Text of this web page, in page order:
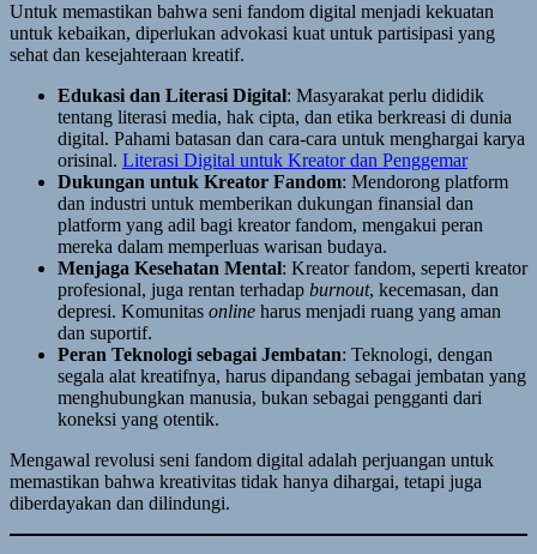
Untuk memastikan bahwa seni fandom digital menjadi kekuatan
untuk kebaikan, diperlukan advokasi kuat untuk partisipasi yang
sehat dan kesejahteraan kreatif.
Edukasi dan Literasi Digital: Masyarakat perlu dididik
tentang literasi media, hak cipta, dan etika berkreasi di dunia
digital. Pahami batasan dan cara-cara untuk menghargai karya
orisinal. Literasi Digital untuk Kreator dan Penggemar
Dukungan untuk Kreator Fandom: Mendorong platform
dan industri untuk memberikan dukungan finansial dan
platform yang adil bagi kreator fandom, mengakui peran
mereka dalam memperluas warisan budaya.
Menjaga Kesehatan Mental: Kreator fandom, seperti kreator
profesional, juga rentan terhadap burnout, kecemasan, dan
depresi. Komunitas online harus menjadi ruang yang aman
dan suportif.
Peran Teknologi sebagai Jembatan: Teknologi, dengan
segala alat kreatifnya, harus dipandang sebagai jembatan yang
menghubungkan manusia, bukan sebagai pengganti dari
koneksi yang otentik.
Mengawal revolusi seni fandom digital adalah perjuangan untuk
memastikan bahwa kreativitas tidak hanya dihargai, tetapi juga
diberdayakan dan dilindungi.